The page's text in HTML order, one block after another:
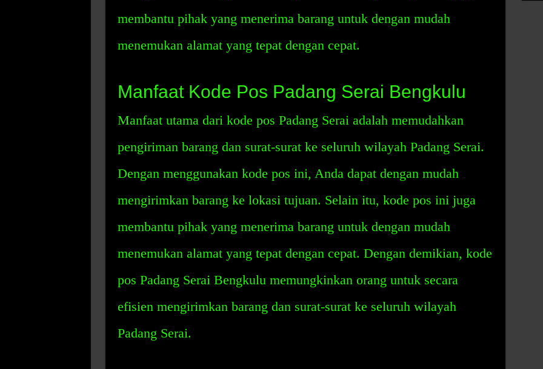
membantu pihak yang menerima barang untuk dengan mudah
menemukan alamat yang tepat dengan cepat.
Manfaat Kode Pos Padang Serai Bengkulu
Manfaat utama dari kode pos Padang Serai adalah memudahkan
pengiriman barang dan surat-surat ke seluruh wilayah Padang Serai.
Dengan menggunakan kode pos ini, Anda dapat dengan mudah
mengirimkan barang ke lokasi tujuan. Selain itu, kode pos ini juga
membantu pihak yang menerima barang untuk dengan mudah
menemukan alamat yang tepat dengan cepat. Dengan demikian, kode
pos Padang Serai Bengkulu memungkinkan orang untuk secara
efisien mengirimkan barang dan surat-surat ke seluruh wilayah
Padang Serai.